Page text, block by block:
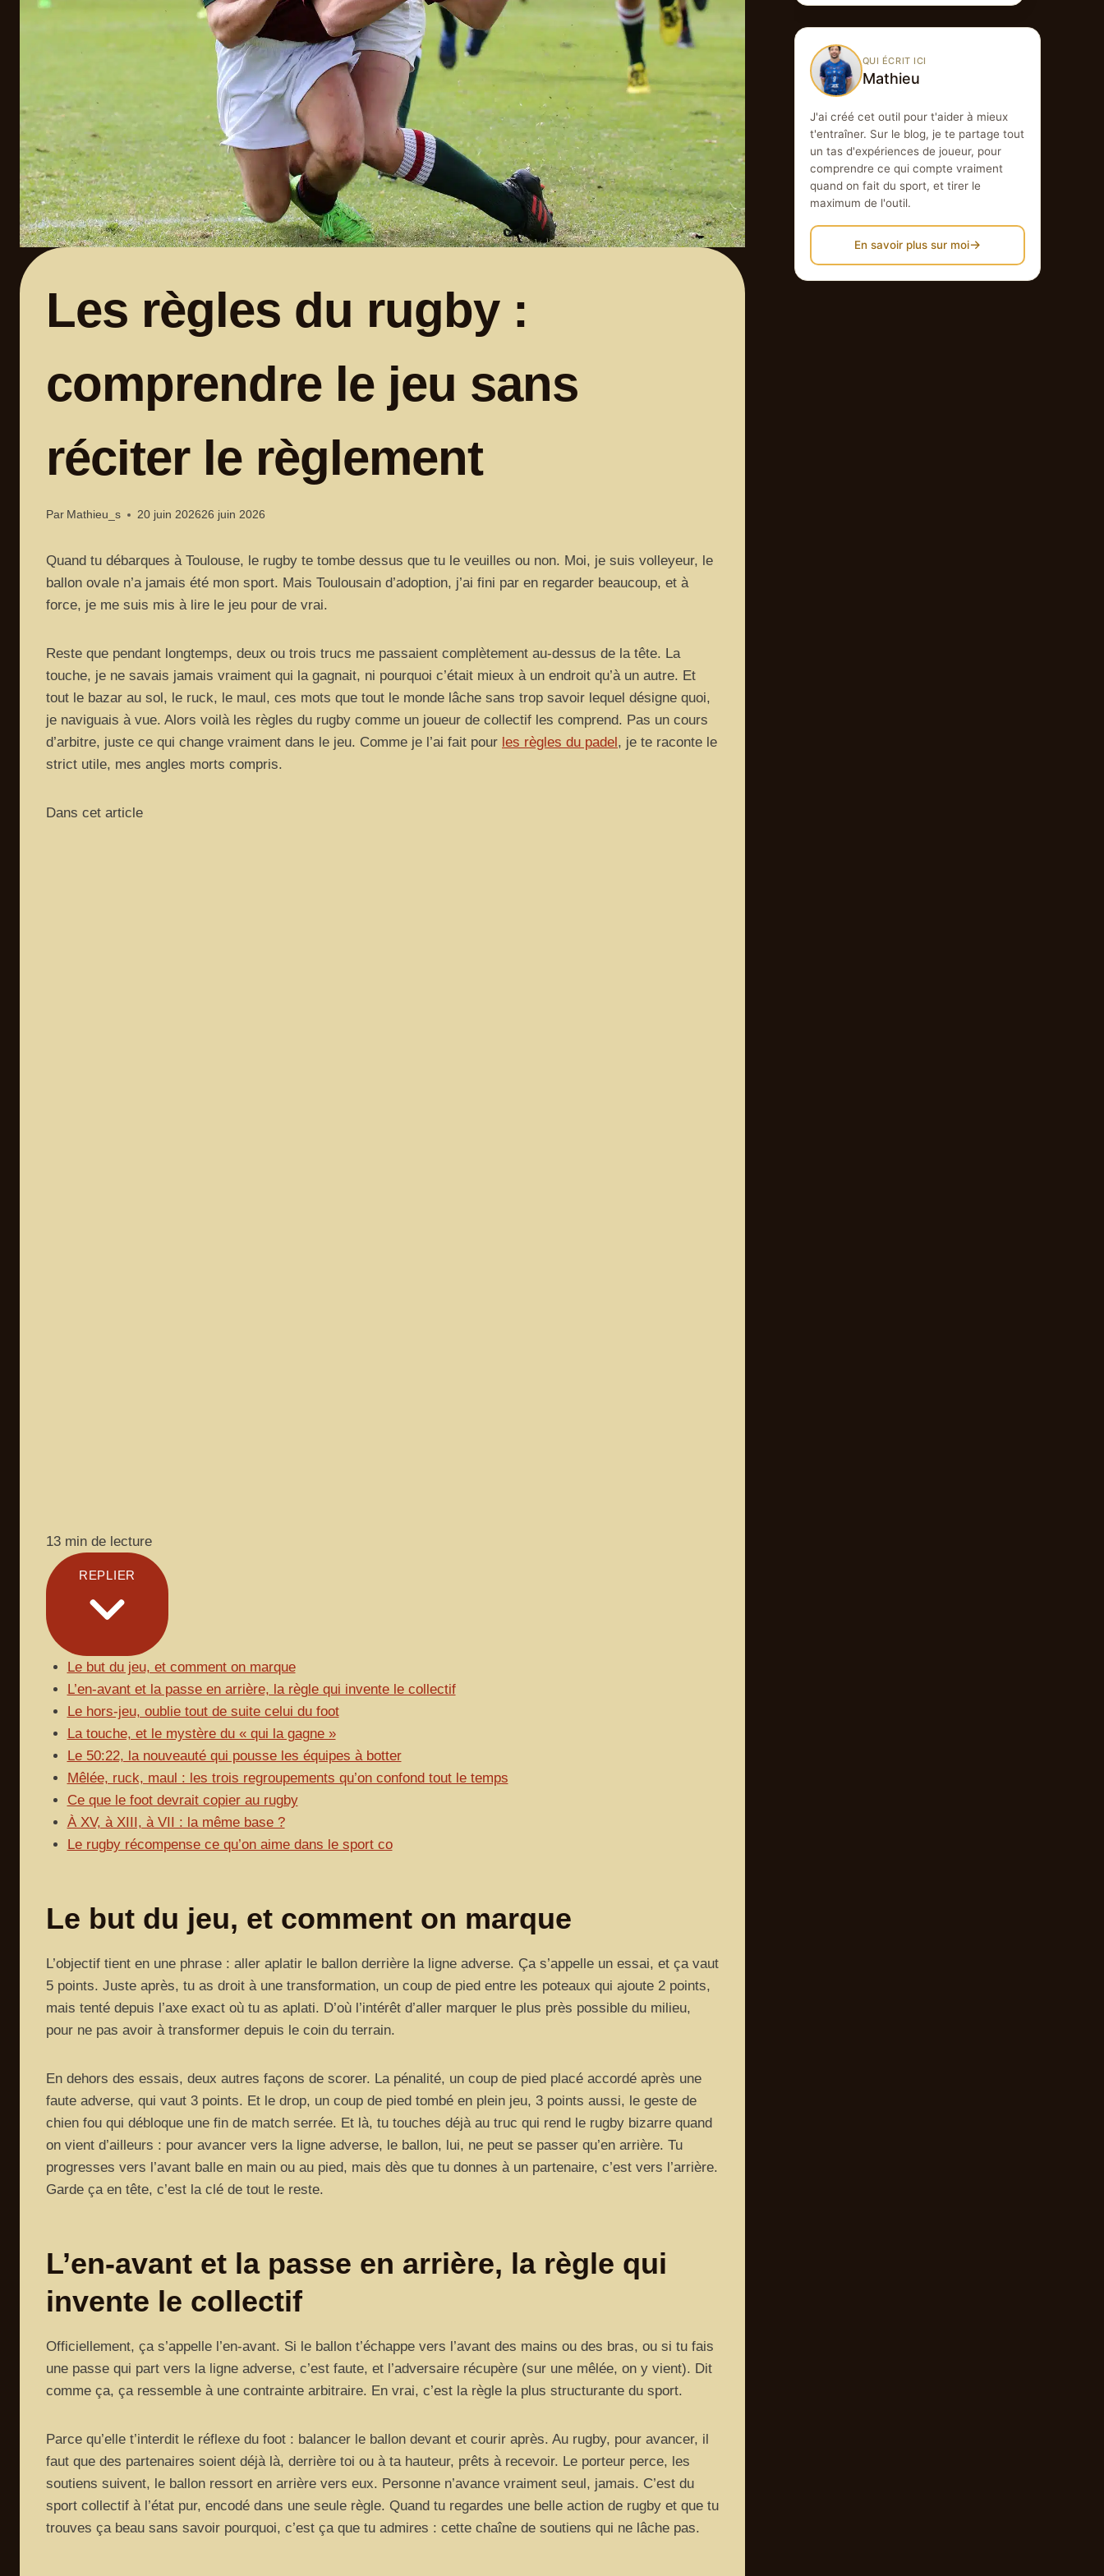
Les règles du rugby :
comprendre le jeu sans
réciter le règlement
Par Mathieu_s 20 juin 202626 juin 2026
Quand tu débarques à Toulouse, le rugby te tombe dessus que tu le veuilles ou non. Moi, je suis volleyeur, le
ballon ovale n’a jamais été mon sport. Mais Toulousain d’adoption, j’ai fini par en regarder beaucoup, et à
force, je me suis mis à lire le jeu pour de vrai.
Reste que pendant longtemps, deux ou trois trucs me passaient complètement au-dessus de la tête. La
touche, je ne savais jamais vraiment qui la gagnait, ni pourquoi c’était mieux à un endroit qu’à un autre. Et
tout le bazar au sol, le ruck, le maul, ces mots que tout le monde lâche sans trop savoir lequel désigne quoi,
je naviguais à vue. Alors voilà les règles du rugby comme un joueur de collectif les comprend. Pas un cours
d’arbitre, juste ce qui change vraiment dans le jeu. Comme je l’ai fait pour les règles du padel , je te raconte le
strict utile, mes angles morts compris.
Dans cet article
13 min de lecture
REPLIER
Le but du jeu, et comment on marque
L’en-avant et la passe en arrière, la règle qui invente le collectif
Le hors-jeu, oublie tout de suite celui du foot
La touche, et le mystère du « qui la gagne »
Le 50:22, la nouveauté qui pousse les équipes à botter
Mêlée, ruck, maul : les trois regroupements qu’on confond tout le temps
Ce que le foot devrait copier au rugby
À XV, à XIII, à VII : la même base ?
Le rugby récompense ce qu’on aime dans le sport co
Le but du jeu, et comment on marque
L’objectif tient en une phrase : aller aplatir le ballon derrière la ligne adverse. Ça s’appelle un essai, et ça vaut
5 points. Juste après, tu as droit à une transformation, un coup de pied entre les poteaux qui ajoute 2 points,
mais tenté depuis l’axe exact où tu as aplati. D’où l’intérêt d’aller marquer le plus près possible du milieu,
pour ne pas avoir à transformer depuis le coin du terrain.
En dehors des essais, deux autres façons de scorer. La pénalité, un coup de pied placé accordé après une
faute adverse, qui vaut 3 points. Et le drop, un coup de pied tombé en plein jeu, 3 points aussi, le geste de
chien fou qui débloque une fin de match serrée. Et là, tu touches déjà au truc qui rend le rugby bizarre quand
on vient d’ailleurs : pour avancer vers la ligne adverse, le ballon, lui, ne peut se passer qu’en arrière. Tu
progresses vers l’avant balle en main ou au pied, mais dès que tu donnes à un partenaire, c’est vers l’arrière.
Garde ça en tête, c’est la clé de tout le reste.
L’en-avant et la passe en arrière, la règle qui
invente le collectif
Officiellement, ça s’appelle l’en-avant. Si le ballon t’échappe vers l’avant des mains ou des bras, ou si tu fais
une passe qui part vers la ligne adverse, c’est faute, et l’adversaire récupère (sur une mêlée, on y vient). Dit
comme ça, ça ressemble à une contrainte arbitraire. En vrai, c’est la règle la plus structurante du sport.
Parce qu’elle t’interdit le réflexe du foot : balancer le ballon devant et courir après. Au rugby, pour avancer, il
faut que des partenaires soient déjà là, derrière toi ou à ta hauteur, prêts à recevoir. Le porteur perce, les
soutiens suivent, le ballon ressort en arrière vers eux. Personne n’avance vraiment seul, jamais. C’est du
sport collectif à l’état pur, encodé dans une seule règle. Quand tu regardes une belle action de rugby et que tu
trouves ça beau sans savoir pourquoi, c’est ça que tu admires : cette chaîne de soutiens qui ne lâche pas.
QUI ÉCRIT ICI
Mathieu
J'ai créé cet outil pour t'aider à mieux
t'entraîner. Sur le blog, je te partage tout
un tas d'expériences de joueur, pour
comprendre ce qui compte vraiment
quand on fait du sport, et tirer le
maximum de l'outil.
En savoir plus sur moi→